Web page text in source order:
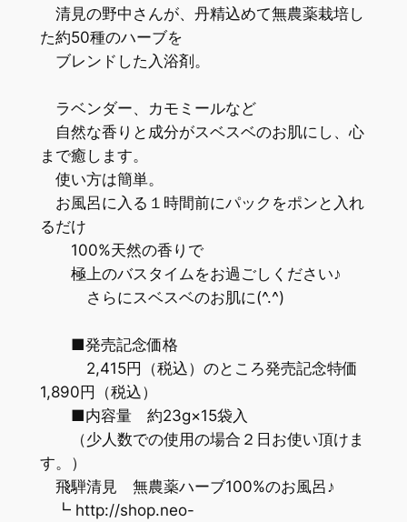
清見の野中さんが、丹精込めて無農薬栽培し
た約50種のハーブを
ブレンドした入浴剤。
ラベンダー、カモミールなど
自然な香りと成分がスベスベのお肌にし、心
まで癒します。
使い方は簡単。
お風呂に入る１時間前にパックをポンと入れ
るだけ
100%天然の香りで
極上のバスタイムをお過ごしください♪
さらにスベスベのお肌に(^.^)
■発売記念価格
2,415円（税込）のところ発売記念特価
1,890円（税込）
■内容量 約23g×15袋入
（少人数での使用の場合２日お使い頂けま
す。）
飛騨清見 無農薬ハーブ100%のお風呂♪
┗ http://shop.neo-